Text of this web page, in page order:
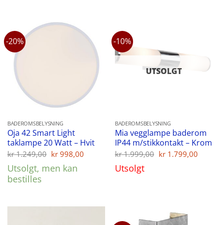
-20%
BADEROMSBELYSNING
Oja 42 Smart Light
taklampe 20 Watt – Hvit
kr1.249,00 Opprinnelig
var:
kr 998,00 Nåværende
Utsolgt, men kan
bestilles
-10%
UTSOLGT
BADEROMSBELYSNING
Mia vegglampe baderom
IP44 m/stikkontakt – Krom
kr1.999,00 Opprinnelig
kr 1.799,00
Utsolgt